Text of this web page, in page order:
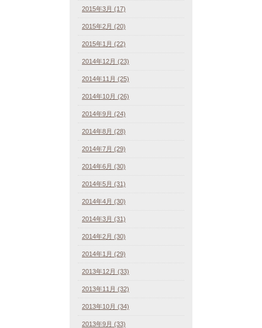
2015年3月 (17)
2015年2月 (20)
2015年1月 (22)
2014年12月 (23)
2014年11月 (25)
2014年10月 (26)
2014年9月 (24)
2014年8月 (28)
2014年7月 (29)
2014年6月 (30)
2014年5月 (31)
2014年4月 (30)
2014年3月 (31)
2014年2月 (30)
2014年1月 (29)
2013年12月 (33)
2013年11月 (32)
2013年10月 (34)
2013年9月 (33)